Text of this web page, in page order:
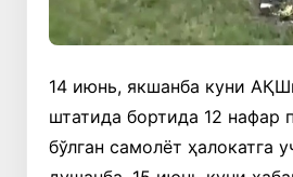
14 июнь, якшанба куни
штатида бортида 12 нафар
бўлган самолёт ҳалокатга